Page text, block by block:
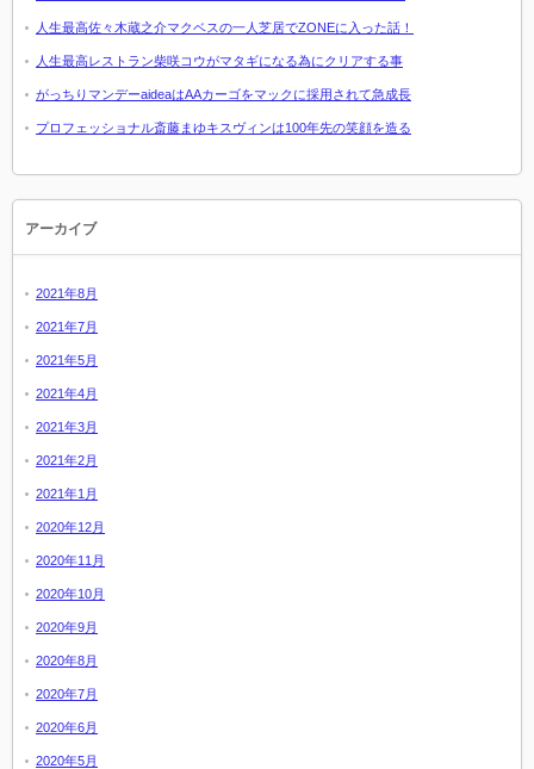
人生最高佐々木蔵之介マクベスの一人芝居でZONEに入った話！
人生最高レストラン柴咲コウがマタギになる為にクリアする事
がっちりマンデーaideaはAAカーゴをマックに採用されて急成長
プロフェッショナル斎藤まゆキスヴィンは100年先の笑顔を造る
アーカイブ
2021年8月
2021年7月
2021年5月
2021年4月
2021年3月
2021年2月
2021年1月
2020年12月
2020年11月
2020年10月
2020年9月
2020年8月
2020年7月
2020年6月
2020年5月